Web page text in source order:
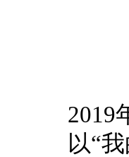
2019
以“